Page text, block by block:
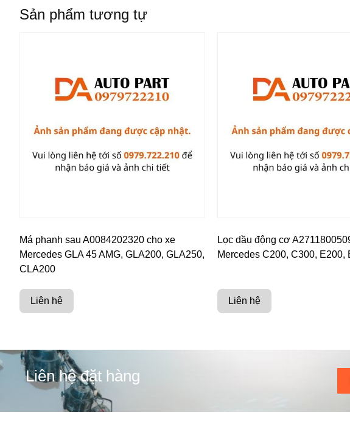
Sản phẩm tương tự
Má phanh sau A0084202320 cho xe
Mercedes GLA 45 AMG, GLA200, GLA250,
CLA200
Liên hệ
Lọc dầu động cơ
Mercedes C200, C300, E200,
Liên hệ
Liên hệ đặt hàng